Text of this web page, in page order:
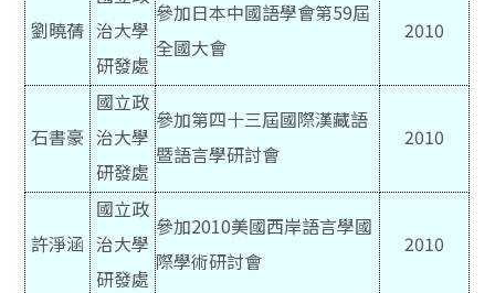
劉曉蒨 治大學
研發處
參加日本中國語學會第59屆
全國大會
2010
石書豪
國立政
治大學
研發處
參加第四十三屆國際漢藏語
暨語言學研討會
2010
許淨涵
國立政
治大學
研發處
參加2010美國西岸語言學國
際學術研討會
2010